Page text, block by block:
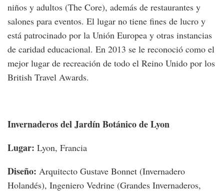
niños y adultos (The Core), además de restaurantes y
salones para eventos. El lugar no tiene fines de lucro y
está patrocinado por la Unión Europea y otras instancias
de caridad educacional. En 2013 se le reconoció como el
mejor lugar de recreación de todo el Reino Unido por los
British Travel Awards.
Invernaderos del Jardín Botánico de Lyon
Lugar: Lyon, Francia
Diseño: Arquitecto Gustave Bonnet (Invernadero
Holandés), Ingeniero Vedrine (Grandes Invernaderos,